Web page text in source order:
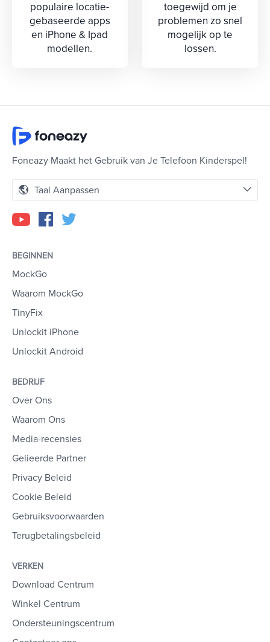
populaire locatie-
gebaseerde apps
en iPhone & Ipad
modellen.
toegewijd om je
problemen zo snel
mogelijk op te
lossen.
Foneazy Maakt het Gebruik van Je Telefoon Kinderspel!
Taal Aanpassen
BEGINNEN
MockGo
Waarom MockGo
TinyFix
Unlockit iPhone
Unlockit Android
BEDRIJF
Over Ons
Waarom Ons
Media-recensies
Gelieerde Partner
Privacy Beleid
Cookie Beleid
Gebruiksvoorwaarden
Terugbetalingsbeleid
VERKEN
Download Centrum
Winkel Centrum
Ondersteuningscentrum